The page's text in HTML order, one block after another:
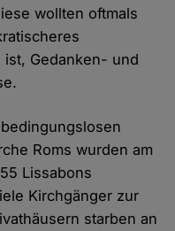
wollten oftmals
Gedanken- und
Roms wurden am
Lissabons
Kirchgänger zur
starben an